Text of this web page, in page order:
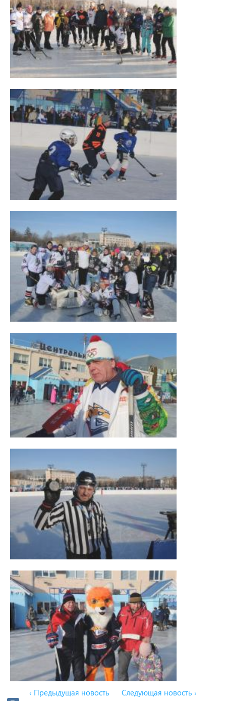
‹ Предыдущая новость Следующая новость ›